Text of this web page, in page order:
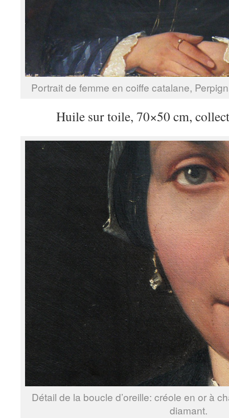
Portrait de femme en coiffe catalane,
Huile sur toile, 70×50 cm,
Détail de la boucle d’oreille: créole en or à
diamant.